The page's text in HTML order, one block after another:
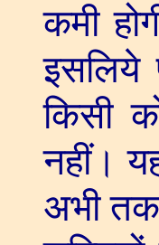
कमी
इसलिये
किसी
नहीं।
अभी तक